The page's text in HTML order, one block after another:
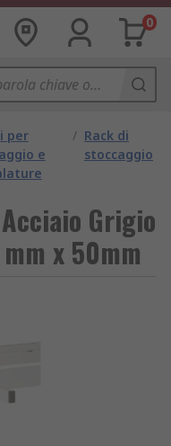
0
per
e
/ Rack di
stoccaggio
Grigio
x 50mm